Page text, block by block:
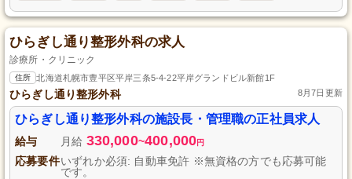
ひらぎし通り整形外科の求人
診療所・クリニック
住所 北海道札幌市豊平区平岸三条5-4-22平岸グランドビル新館1F
ひらぎし通り整形外科 8月7日更新
ひらぎし通り整形外科の施設長・管理職の正社員求人
給与 月給 330,000~400,000円
応募要件いずれか必須: 自動車免許 ※無資格の方でも応募可能
です。